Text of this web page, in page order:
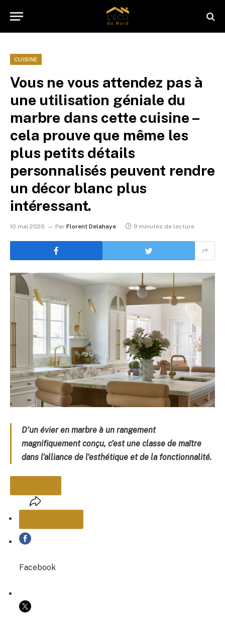
CUISINE
Vous ne vous attendez pas à
une utilisation géniale du
marbre dans cette cuisine –
cela prouve que même les
plus petits détails
personnalisés peuvent rendre
un décor blanc plus
intéressant.
10 mai 2026 Par Florent Delahaye 9 minutes de lecture
D’un évier en marbre à un rangement
magnifiquement conçu, c’est une classe de maître
dans l’alliance de l’esthétique et de la fonctionnalité.
PARTAGER
COPIER LE LIEN
Facebook